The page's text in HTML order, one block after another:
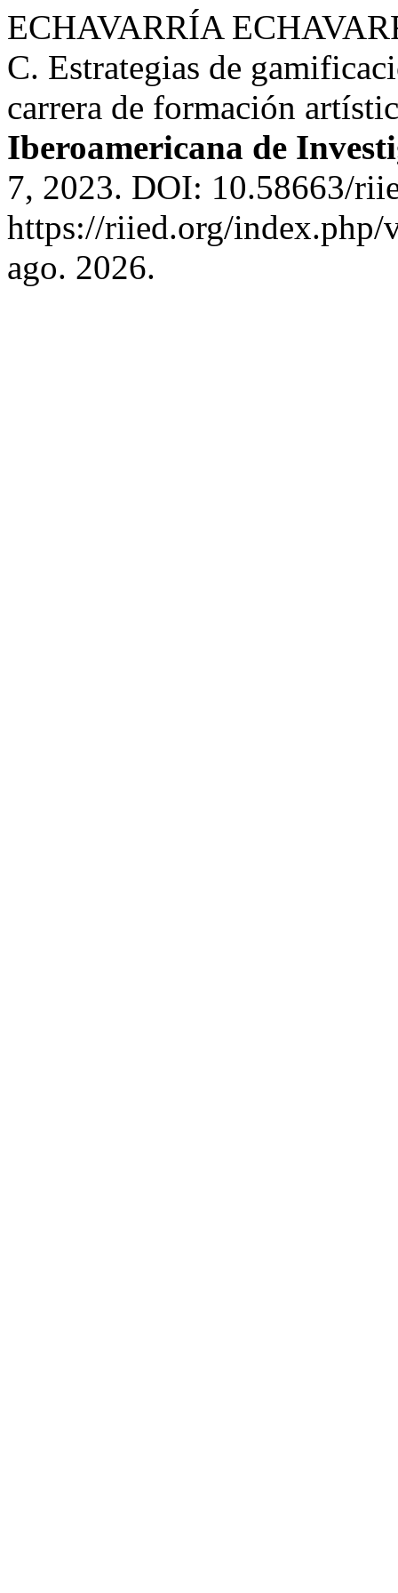
ECHAVARRÍA
C. Estrategias de
carrera de formación
Iberoamericana de
7, 2023. DOI: 10.58663/
https://riied.org/index.php/
ago. 2026.